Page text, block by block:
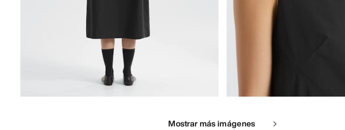
Mostrar más imágenes